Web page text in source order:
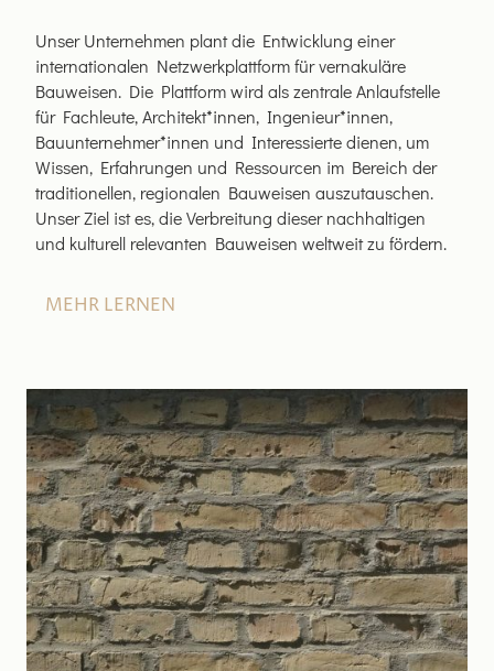
Unser Unternehmen plant die Entwicklung einer
internationalen Netzwerkplattform für vernakuläre
Bauweisen. Die Plattform wird als zentrale Anlaufstelle
für Fachleute, Architekt*innen, Ingenieur*innen,
Bauunternehmer*innen und Interessierte dienen, um
Wissen, Erfahrungen und Ressourcen im Bereich der
traditionellen, regionalen Bauweisen auszutauschen.
Unser Ziel ist es, die Verbreitung dieser nachhaltigen
und kulturell relevanten Bauweisen weltweit zu fördern.
MEHR LERNEN